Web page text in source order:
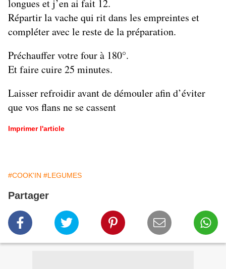
longues et j’en ai fait 12.
Répartir la vache qui rit dans les empreintes et
compléter avec le reste de la préparation.
Préchauffer votre four à 180°.
Et faire cuire 25 minutes.
Laisser refroidir avant de démouler afin d’éviter
que vos flans ne se cassent
Imprimer l'article
#COOK'IN #LEGUMES
Partager